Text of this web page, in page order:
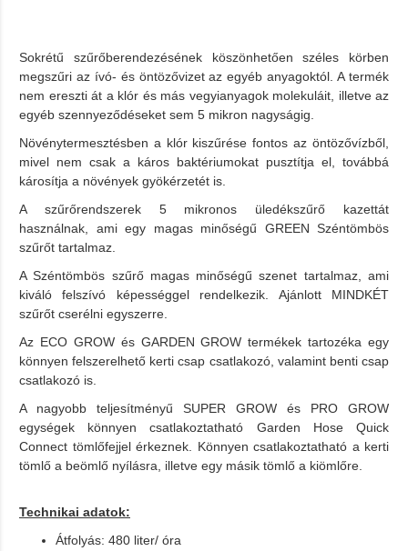
Sokrétű szűrőberendezésének köszönhetően széles körben
megszűri az ívó- és öntözővizet az egyéb anyagoktól. A termék
nem ereszti át a klór és más vegyianyagok molekuláit, illetve az
egyéb szennyeződéseket sem 5 mikron nagyságig.
Növénytermesztésben a klór kiszűrése fontos az öntözővízből,
mivel nem csak a káros baktériumokat pusztítja el, továbbá
károsítja a növények gyökérzetét is.
A szűrőrendszerek 5 mikronos üledékszűrő kazettát
használnak, ami egy magas minőségű GREEN Széntömbös
szűrőt tartalmaz.
A Széntömbös szűrő magas minőségű szenet tartalmaz, ami
kiváló felszívó képességgel rendelkezik. Ajánlott MINDKÉT
szűrőt cserélni egyszerre.
Az ECO GROW és GARDEN GROW termékek tartozéka egy
könnyen felszerelhető kerti csap csatlakozó, valamint benti csap
csatlakozó is.
A nagyobb teljesítményű SUPER GROW és PRO GROW
egységek könnyen csatlakoztatható Garden Hose Quick
Connect tömlőfejjel érkeznek. Könnyen csatlakoztatható a kerti
tömlő a beömlő nyílásra, illetve egy másik tömlő a kiömlőre.
Technikai adatok:
Átfolyás: 480 liter/ óra